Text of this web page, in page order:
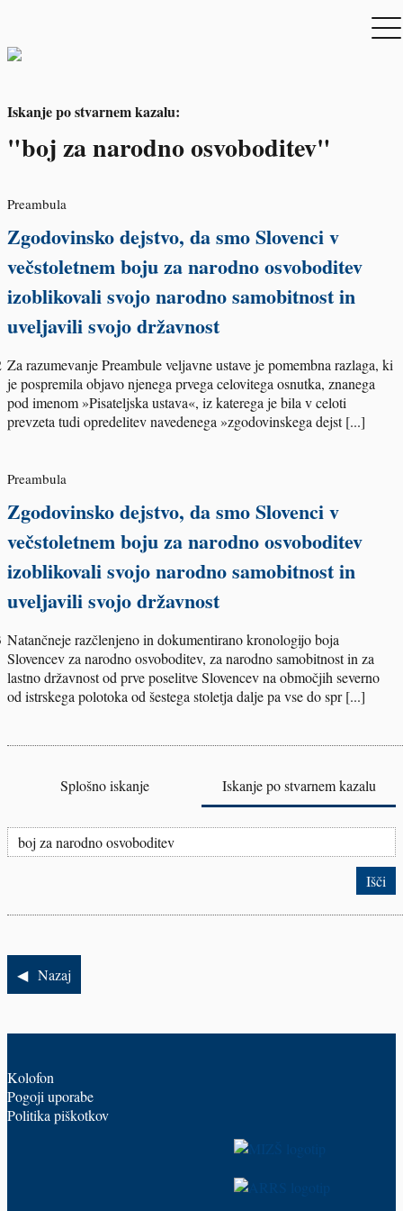
Iskanje po stvarnem kazalu:
"boj za narodno osvoboditev"
Preambula
Zgodovinsko dejstvo, da smo Slovenci v
večstoletnem boju za narodno osvoboditev
izoblikovali svojo narodno samobitnost in
uveljavili svojo državnost
Za razumevanje Preambule veljavne ustave je pomembna razlaga, ki
je pospremila objavo njenega prvega celovitega osnutka, znanega
pod imenom »Pisateljska ustava«, iz katerega je bila v celoti
prevzeta tudi opredelitev navedenega »zgodovinskega dejst [...]
Preambula
Zgodovinsko dejstvo, da smo Slovenci v
večstoletnem boju za narodno osvoboditev
izoblikovali svojo narodno samobitnost in
uveljavili svojo državnost
Natančneje razčlenjeno in dokumentirano kronologijo boja
Slovencev za narodno osvoboditev, za narodno samobitnost in za
lastno državnost od prve poselitve Slovencev na območjih severno
od istrskega polotoka od šestega stoletja dalje pa vse do spr [...]
Splošno iskanje Iskanje po stvarnem kazalu
Nazaj
Kolofon
Pogoji uporabe
Politika piškotkov